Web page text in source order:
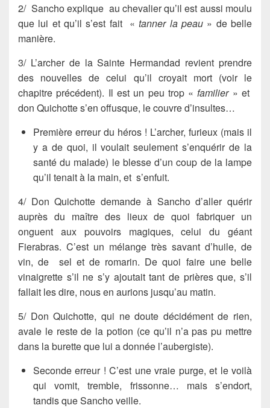
2/ Sanchoexplique au chevalier qu’il est aussi moulu
que lui et qu’il s’est fait «tanner la peau » de belle
manière.
3/ L’archer de la Sainte Hermandad revient prendre
des nouvelles de celui qu’il croyait mort (voir le
chapitre précédent). Il est un peu trop « familier» et
don Quichotte s’en offusque, le couvre d’insultes…
Première erreurdu héros ! L’archer, furieux (mais il
y a de quoi, il voulait seulement s’enquérir de la
santé du malade) le blesse d’un coup de la lampe
qu’il tenait à la main, et s’enfuit.
4/ Don Quichotte demande à Sanchod’aller quérir
auprès du maître des lieux de quoi fabriquer un
onguent aux pouvoirs magiques, celui du géant
Fierabras. C’est un mélange très savant d’huile, de
vin, de sel et de romarin. De quoi faire une belle
vinaigrette s’il ne s’y ajoutait tant de prières que, s’il
fallait les dire, nous en aurions jusqu’au matin.
5/ Don Quichotte, qui ne doute décidément de rien,
avale le reste de la potion (ce qu’il n’a pas pu mettre
dans la burette que lui a donnée l’aubergiste).
Seconde erreur! C’est une vraie purge, et le voilà
qui vomit, tremble, frissonne… mais s’endort,
tandis que Sancho veille.